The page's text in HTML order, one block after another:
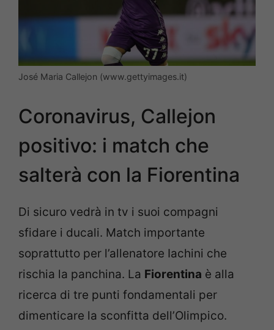
José Maria Callejon (www.gettyimages.it)
Coronavirus, Callejon
positivo: i match che
salterà con la Fiorentina
Di sicuro vedrà in tv i suoi compagni
sfidare i ducali. Match importante
soprattutto per l’allenatore Iachini che
rischia la panchina. La Fiorentina è alla
ricerca di tre punti fondamentali per
dimenticare la sconfitta dell’Olimpico.